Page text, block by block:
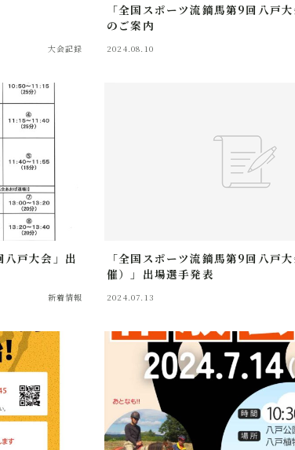
大会記録
「全国スポーツ流鏑馬第9回八戸
のご案内
2024.08.10
八戸大会」出
新着情報
「全国スポーツ流鏑馬第9回八戸
催）」出場選手発表
2024.07.13